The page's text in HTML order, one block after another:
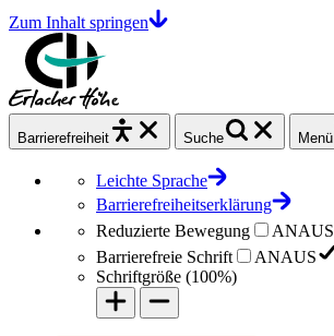
Zum Inhalt springen
Barrierefrei heit Suche Menü
Leichte Sprache
Barrierefreiheitserklärung
Reduzierte Bewegung
ANAUS
Barrierefreie Schrift
ANAUS
Schriftgröße (100%)